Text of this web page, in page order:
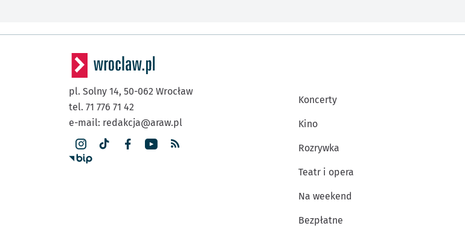
pl. Solny 14, 50-062 Wrocław
tel. 71 776 71 42
e-mail: redakcja@araw.pl
Koncerty
Kino
Rozrywka
Teatr i opera
Na weekend
Bezpłatne